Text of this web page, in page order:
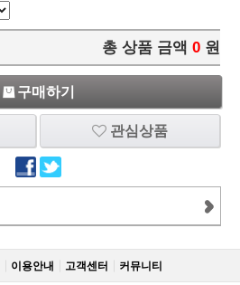
총 상품 금액 0 원
구매하기
관심상품
이용안내 고객센터 커뮤니티